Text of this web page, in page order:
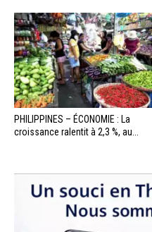
PHILIPPINES – ÉCONOMIE : La
croissance ralentit à 2,3 %, au...